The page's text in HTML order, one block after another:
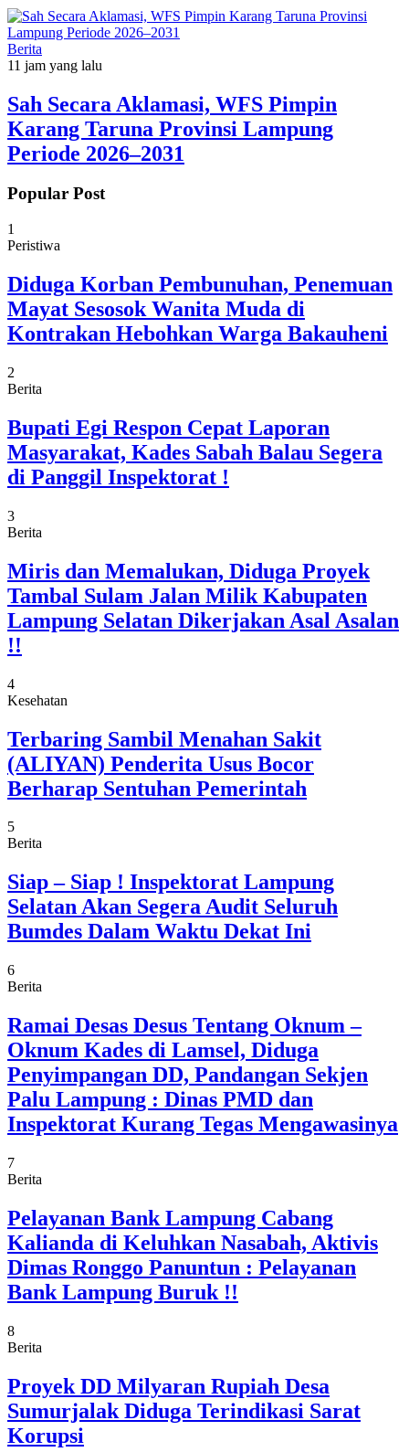
Berita
11 jam yang lalu
Sah Secara Aklamasi, WFS Pimpin
Karang Taruna Provinsi Lampung
Periode 2026–2031
Popular Post
1
Peristiwa
Diduga Korban Pembunuhan, Penemuan
Mayat Sesosok Wanita Muda di
Kontrakan Hebohkan Warga Bakauheni
2
Berita
Bupati Egi Respon Cepat Laporan
Masyarakat, Kades Sabah Balau Segera
di Panggil Inspektorat !
3
Berita
Miris dan Memalukan, Diduga Proyek
Tambal Sulam Jalan Milik Kabupaten
Lampung Selatan Dikerjakan Asal Asalan
!!
4
Kesehatan
Terbaring Sambil Menahan Sakit
(ALIYAN) Penderita Usus Bocor
Berharap Sentuhan Pemerintah
5
Berita
Siap – Siap ! Inspektorat Lampung
Selatan Akan Segera Audit Seluruh
Bumdes Dalam Waktu Dekat Ini
6
Berita
Ramai Desas Desus Tentang Oknum –
Oknum Kades di Lamsel, Diduga
Penyimpangan DD, Pandangan Sekjen
Palu Lampung : Dinas PMD dan
Inspektorat Kurang Tegas Mengawasinya
7
Berita
Pelayanan Bank Lampung Cabang
Kalianda di Keluhkan Nasabah, Aktivis
Dimas Ronggo Panuntun : Pelayanan
Bank Lampung Buruk !!
8
Berita
Proyek DD Milyaran Rupiah Desa
Sumurjalak Diduga Terindikasi Sarat
Korupsi